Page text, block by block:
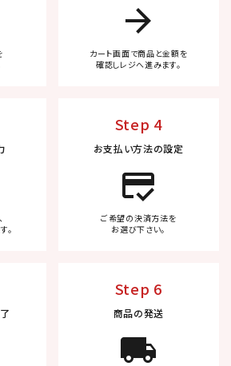
arrow_forward
カート画面で商品と金額を
確認しレジへ進みます。
。
Step 4
お支払い方法の設定
credit_score
ご希望の決済方法を
お選び下さい。
Step 6
商品の発送
local_shipping